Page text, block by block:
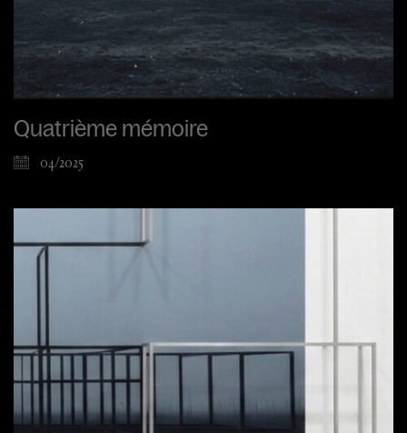
Quatrième mémoire
04/2025